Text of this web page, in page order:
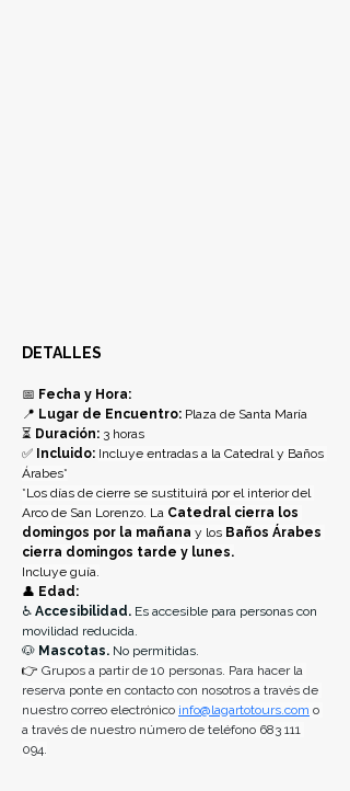
DETALLES
📅 Fecha y Hora:
📍 Lugar de Encuentro: Plaza de Santa María
⏳ Duración: 3 horas
✅ Incluido: Incluye entradas a la Catedral y Baños
Árabes*
*Los días de cierre se sustituirá por el interior del
Arco de San Lorenzo. La Catedral cierra los
domingos por la mañana y los Baños Árabes
cierra domingos tarde y lunes.
Incluye guía.
👤 Edad:
♿ Accesibilidad. Es accesible para personas con
movilidad reducida.
🐶 Mascotas. No permitidas.
👉 Grupos a partir de 10 personas. Para hacer la
reserva ponte en contacto con nosotros a través de
nuestro correo electrónico info@lagartotours.com o
a través de nuestro número de teléfono 683 111
094.